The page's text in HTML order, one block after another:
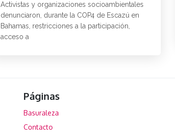
Activistas y organizaciones socioambientales
denunciaron, durante la COP4 de Escazú en
Bahamas, restricciones a la participación,
acceso a
Páginas
Basuraleza
Contacto